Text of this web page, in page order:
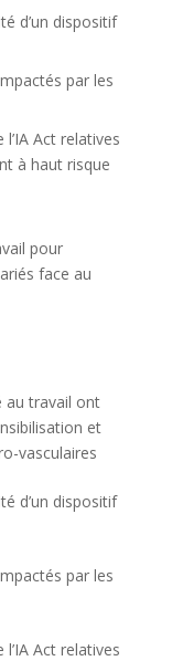
d’un dispositif
par les
Act relatives
à haut risque
pour
face au
au travail ont
et
vasculaires
d’un dispositif
par les
Act relatives